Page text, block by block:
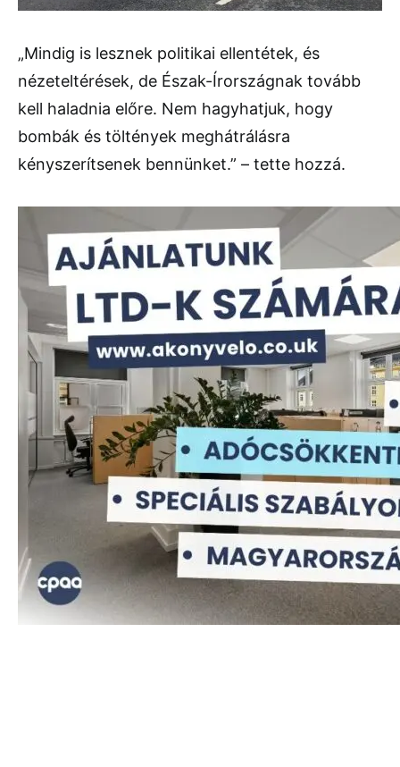
„Mindig is lesznek politikai ellentétek, és
nézeteltérések, de Észak-Írországnak tovább
kell haladnia előre. Nem hagyhatjuk, hogy
bombák és töltények meghátrálásra
kényszerítsenek bennünket.” – tette hozzá.